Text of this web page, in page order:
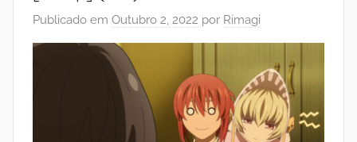
Publicado em Outubro 2, 2022 por Rimagi